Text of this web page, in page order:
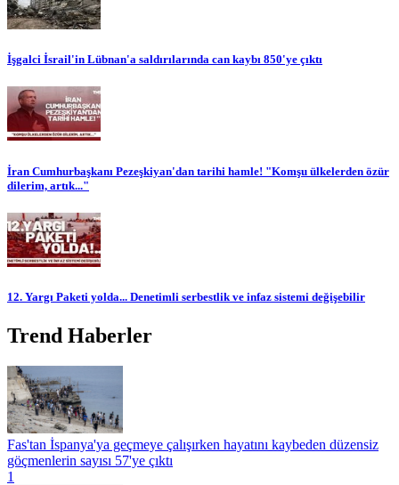
İşgalci İsrail'in Lübnan'a saldırılarında can kaybı 850'ye çıktı
İran Cumhurbaşkanı Pezeşkiyan'dan tarihi hamle! "Komşu ülkelerden özür
dilerim, artık..."
12. Yargı Paketi yolda... Denetimli serbestlik ve infaz sistemi değişebilir
Trend Haberler
Fas'tan İspanya'ya geçmeye çalışırken hayatını kaybeden düzensiz
göçmenlerin sayısı 57'ye çıktı
1